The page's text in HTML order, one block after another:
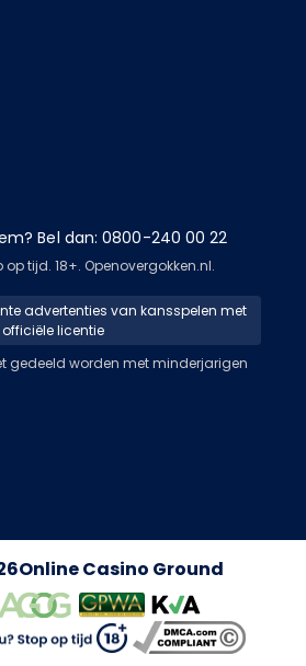
Bel dan: 0800-240 00 22
tijd. 18+. Openovergokken.nl.
advertenties van kansspelen met
officiële licentie
gedeeld worden met minderjarigen
Online Casino Ground